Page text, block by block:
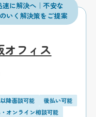
速に解決へ｜不安な
いく解決策をご提案
オフィス
降面談可能
後払い可能
オンライン相談可能